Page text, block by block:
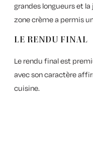
grandes longueurs et
zone crème a permis
LE RENDU FINAL
Le rendu final est
avec son caractère
cuisine.